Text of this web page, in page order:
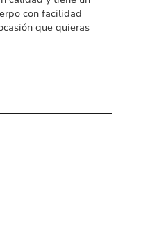
con facilidad
que quieras